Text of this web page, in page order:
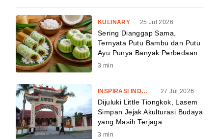
KULINARY . 25 Jul 2026
Sering Dianggap Sama,
Ternyata Putu Bambu dan Putu
Ayu Punya Banyak Perbedaan
3 min
INSPIRASI INDONESIA . 27 Jul 2026
Dijuluki Little Tiongkok, Lasem
Simpan Jejak Akulturasi Budaya
yang Masih Terjaga
3 min